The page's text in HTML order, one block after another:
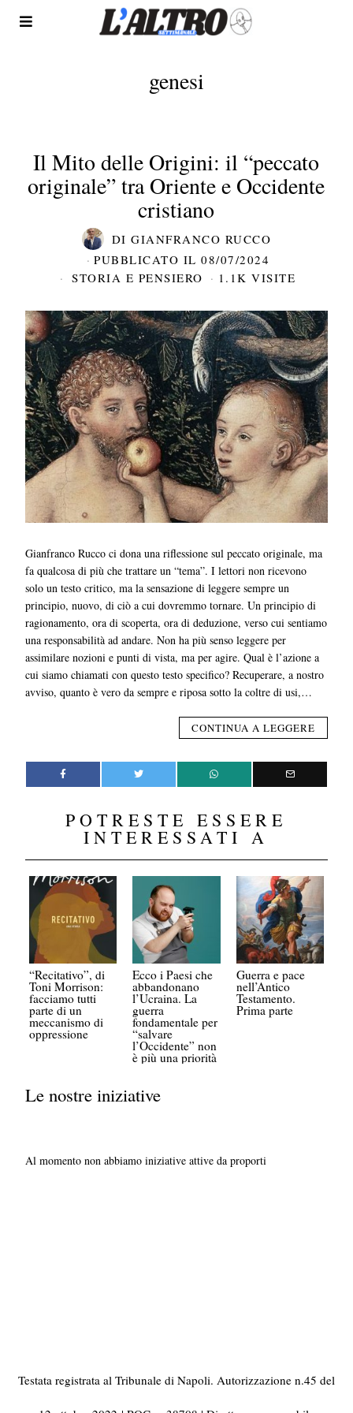
genesi
Il Mito delle Origini: il “peccato
originale” tra Oriente e Occidente
cristiano
DIGIANFRANCO RUCCO
PUBBLICATO IL 08/07/2024
STORIA E PENSIERO
1.1K VISITE
Gianfranco Rucco ci dona una riflessione sul peccato originale, ma
fa qualcosa di più che trattare un “tema”. I lettori non ricevono
solo un testo critico, ma la sensazione di leggere sempre un
principio, nuovo, di ciò a cui dovremmo tornare. Un principio di
ragionamento, ora di scoperta, ora di deduzione, verso cui sentiamo
una responsabilità ad andare. Non ha più senso leggere per
assimilare nozioni e punti di vista, ma per agire. Qual è l’azione a
cui siamo chiamati con questo testo specifico? Recuperare, a nostro
avviso, quanto è vero da sempre e riposa sotto la coltre di usi,…
CONTINUA A LEGGERE
POTRESTE ESSERE
INTERESSATI A
“Recitativo”, di
Toni Morrison:
facciamo tutti
parte di un
meccanismo di
oppressione
Ecco i Paesi che
abbandonano
l’Ucraina. La
guerra
fondamentale per
“salvare
l’Occidente” non
è più una priorità
Guerra e pace
nell’Antico
Testamento.
Prima parte
Le nostre iniziative
Al momento non abbiamo iniziative attive da proporti
Testata registrata al Tribunale di Napoli. Autorizzazione n.45 del